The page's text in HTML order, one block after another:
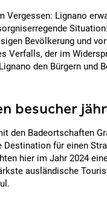
Vergessen: Lignano
Bevölkerung und
Verfalls, der im
den Bürgern und
besucher
den Badeortschaften
für einen
hier im Jahr 2024
ausländische